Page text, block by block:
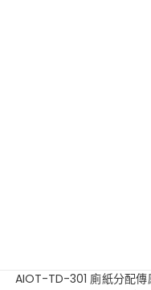
AIOT-TD-301 廁紙分配傳